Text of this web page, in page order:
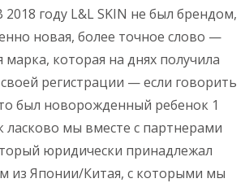
2018 году L&L SKIN не был брендом,
новая, более точное слово —
марка, которая на днях получила
регистрации — если говорить
был новорожденный ребенок 1
ласково мы вместе с партнерами
юридически принадлежал
из Японии/Китая, с которыми мы